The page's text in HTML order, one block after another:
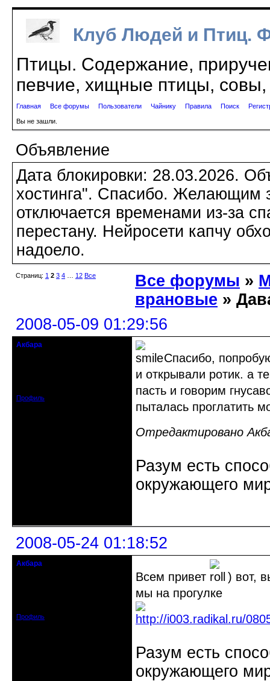
Клуб Людей и Птиц.
Птицы. Содержание,
певчие, хищные птицы, совы,
Главная Все форумы Пользователи Чайнику Правила Поиск
Вы не зашли.
Объявление
Дата блокировки: 28.03.2026.
хостинга". Спасибо. Желающим
отключается временами из-за
перестану. Нейросети капчу
надоело.
Страниц: 1 2 3 4 12 Все Все форумы »
врановые »
2008-05-09 01:29:56
Акбара
Профиль
Спасибо,
и открывали ротик. а
пасть и говорим
пыталась проглатить
Отредактировано
Разум есть
окружающего
2008-05-24 01:18:52
Акбара
Профиль
Всем привет
) вот,
мы на прогулке
Разум есть
окружающего